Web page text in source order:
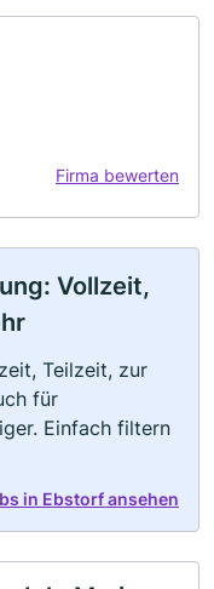
Firma bewerten
Vollzeit,
Teilzeit, zur
für
Einfach filtern
in Ebstorf ansehen